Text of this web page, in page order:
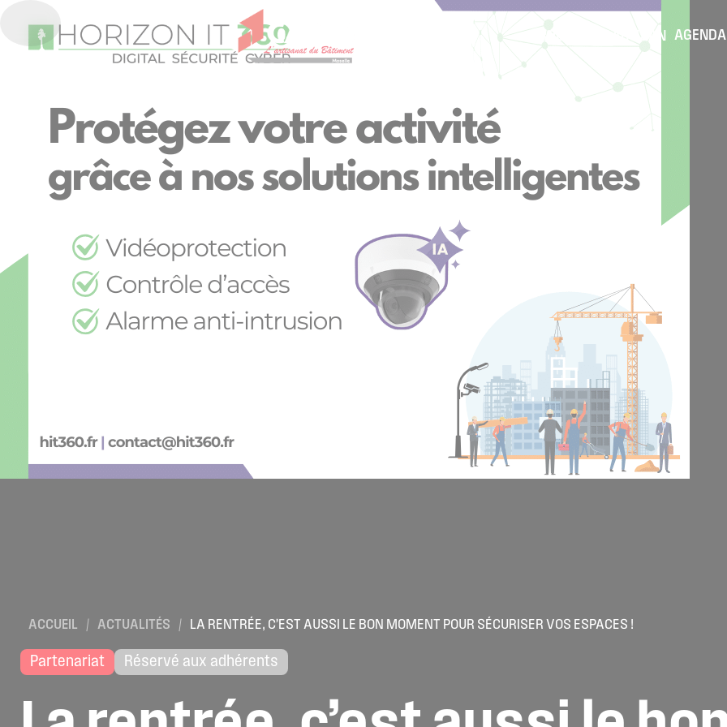
TROUVER UN ARTISAN AGENDA
ACCUEIL / ACTUALITÉS / LA RENTRÉE, C’EST AUSSI LE BON MOMENT POUR SÉCURISER VOS ESPACES !
Partenariat Réservé aux adhérents